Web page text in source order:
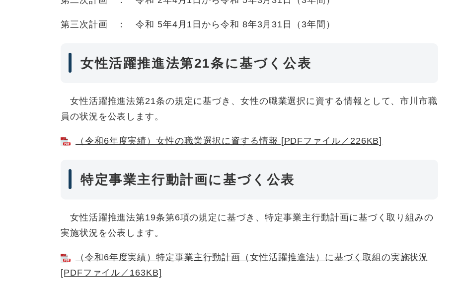
第三次計画 ： 令和 5年4月1日から令和 8年3月31日（3年間）
女性活躍推進法第21条に基づく公表
女性活躍推進法第21条の規定に基づき、女性の職業選択に資する情報として、市川市職
員の状況を公表します。
（令和6年度実績）女性の職業選択に資する情報 [PDFファイル／226KB]
特定事業主行動計画に基づく公表
女性活躍推進法第19条第6項の規定に基づき、特定事業主行動計画に基づく取り組みの
実施状況を公表します。
（令和6年度実績）特定事業主行動計画（女性活躍推進法）に基づく取組の実施状況
[PDFファイル／163KB]